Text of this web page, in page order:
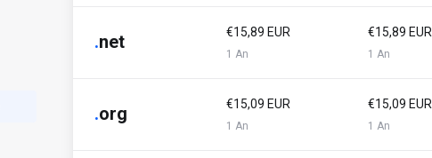
.net €15,89 EUR
1 An
€15,89 EUR
1 An
.org €15,09 EUR
1 An
€15,09 EUR
1 An